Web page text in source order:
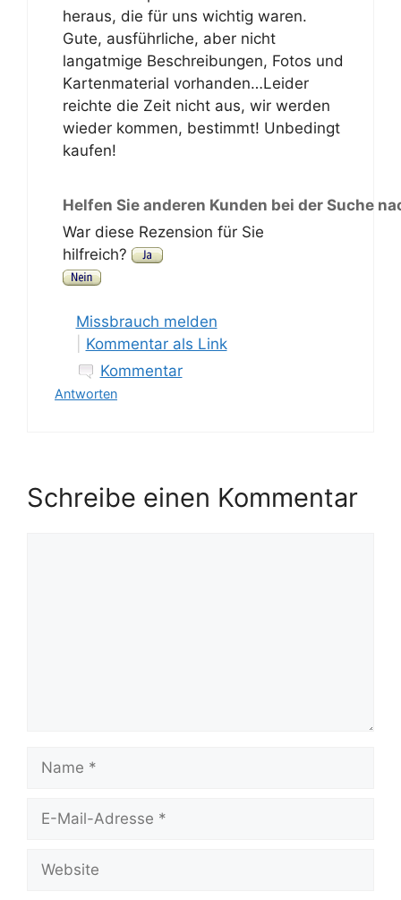
heraus, die für uns wichtig waren.
Gute, ausführliche, aber nicht
langatmige Beschreibungen, Fotos und
Kartenmaterial vorhanden…Leider
reichte die Zeit nicht aus, wir werden
wieder kommen, bestimmt! Unbedingt
kaufen!
Helfen Sie anderen Kunden bei der Suche
War diese Rezension für Sie
hilfreich?
Missbrauch melden
Kommentar als Link
Kommentar
Antworten
Schreibe einen Kommentar
Mail-